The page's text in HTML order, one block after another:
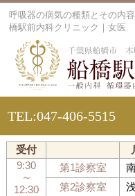
呼吸器の病気の種類とその内
橋駅前内科クリニック｜女医
TEL:047-406-5515
受付
9:30
～
12:30
第1診察室
第2診察室